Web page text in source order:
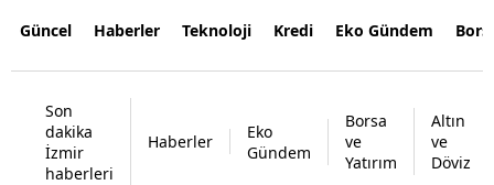
Güncel Haberler Teknoloji Kredi Eko Gündem
Son
dakika
İzmir
haberleri
Haberler
Eko
Gündem
Borsa
ve
Yatırım
Altın
ve
Döviz